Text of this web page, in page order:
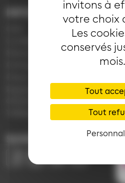
invitons à
votre choix
Les
conservés
mois.
Tout
Tout
INFORMATIONS
Mentions légales
d'exploitation
e-